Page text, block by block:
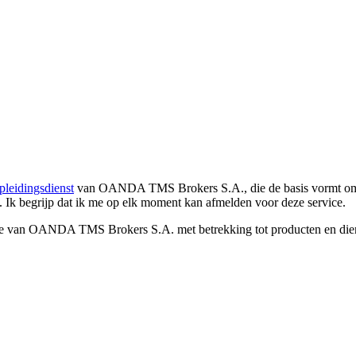
van OANDA TMS Brokers S.A., die de basis vormt
Ik begrijp dat ik me op elk moment kan afmelden voor deze service.
OANDA TMS Brokers S.A. met betrekking tot producten en